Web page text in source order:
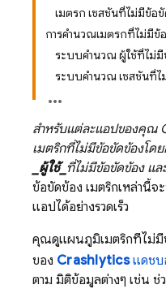
เมตริก เซสชันที่ไม่มีข้อ
การคำนวณเมตริกที่ไม่มีข้
ระบบคำนวณ ผู้ใช้ที่ไม่มี
ระบบคำนวณ เซสชันที่ไ
สำหรับแต่ละแอปของคุณ
เมตริกที่ไม่มีข้อขัดข้องโด
_ผู้ใช้_ ที่ไม่มีข้อขัดข้อง แล
ข้อขัดข้อง เมตริกเหล่านี้จ
แอปได้อย่างรวดเร็ว
คุณดูแผนภูมิเมตริกที่ไม่มี
ของ Crashlyticsแดชบ
ตาม มิติข้อมูลต่างๆ เช่น ช่